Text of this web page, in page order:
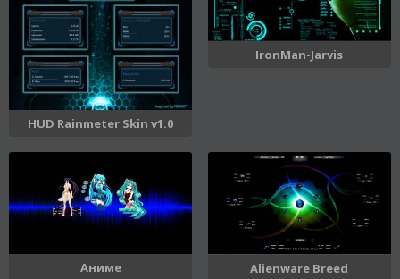
HUD Rainmeter Skin v1.0
IronMan-Jarvis
Аниме Alienware Breed